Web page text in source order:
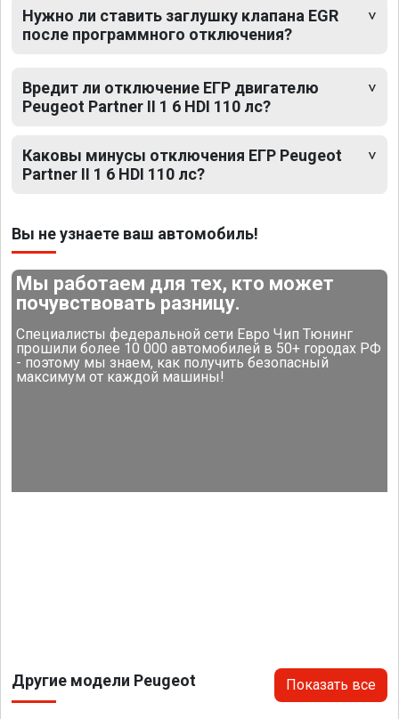
Нужно ли ставить заглушку клапана EGR
после программного отключения?
Вредит ли отключение ЕГР двигателю
Peugeot Partner II 1 6 HDI 110 лс?
Каковы минусы отключения ЕГР Peugeot
Partner II 1 6 HDI 110 лс?
Вы не узнаете ваш автомобиль!
Мы работаем для тех, кто может
почувствовать разницу.
Специалисты федеральной сети Евро Чип Тюнинг
прошили более 10 000 автомобилей в 50+ городах РФ
- поэтому мы знаем, как получить безопасный
максимум от каждой машины!
Другие модели Peugeot Показать все